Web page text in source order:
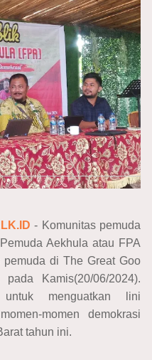
- Komunitas pemuda
Aekhula atau FPA
di The Great Goo
Kamis(20/06/2024).
menguatkan lini
momen demokrasi
tahun ini.